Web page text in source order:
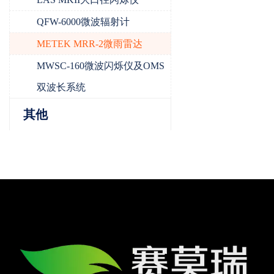
QFW-6000微波辐射计
METEK MRR-2微雨雷达
MWSC-160微波闪烁仪及OMS
双波长系统
其他